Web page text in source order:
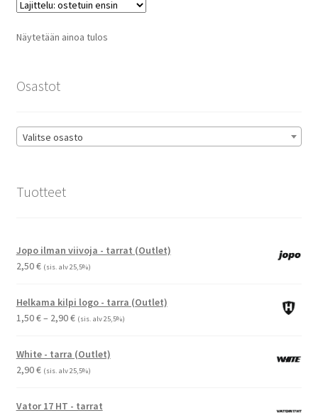
Näytetään ainoa tulos
Osastot
Valitse osasto
Tuotteet
Jopo ilman viivoja - tarrat (Outlet)
2,50€ (sis. alv 25,5%)
Helkama kilpi logo - tarra (Outlet)
1,50€– 2,90€Hintaluokka:
-
2,90 €
(sis. alv 25,5%)
White - tarra (Outlet)
2,90€ (sis. alv 25,5%)
Vator 17 HT - tarrat